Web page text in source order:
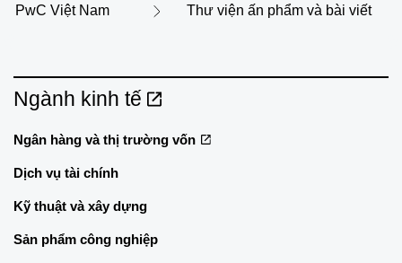
PwC Việt Nam Thư viện ấn phẩm và bài viết
Ngành kinh tế
Ngân hàng và thị trường vốn
Dịch vụ tài chính
Kỹ thuật và xây dựng
Sản phẩm công nghiệp